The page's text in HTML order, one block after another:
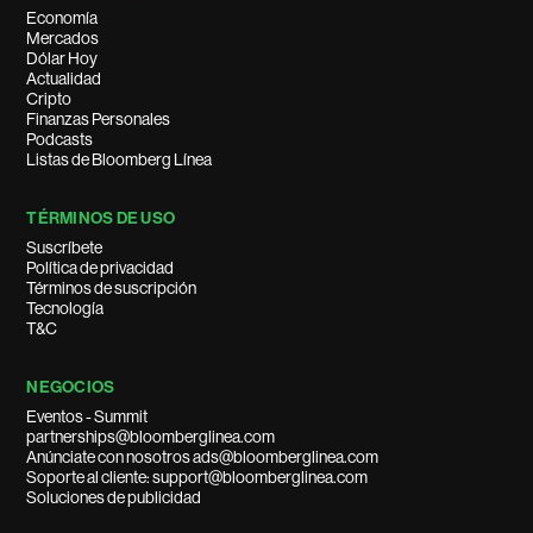
Economía
Mercados
Dólar Hoy
Actualidad
Cripto
Finanzas Personales
Podcasts
Listas de Bloomberg Línea
TÉRMINOS DE USO
Suscríbete
Política de privacidad
Términos de suscripción
Tecnología
T&C
NEGOCIOS
Eventos - Summit
partnerships@bloomberglinea.com
Anúnciate con nosotros ads@bloomberglinea.com
Soporte al cliente: support@bloomberglinea.com
Soluciones de publicidad